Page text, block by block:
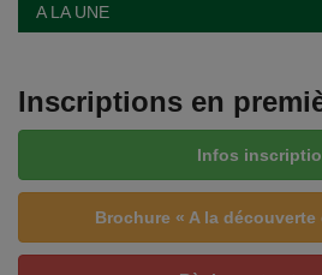
A LA UNE
Inscriptions en
Infos
Brochure « A la découverte